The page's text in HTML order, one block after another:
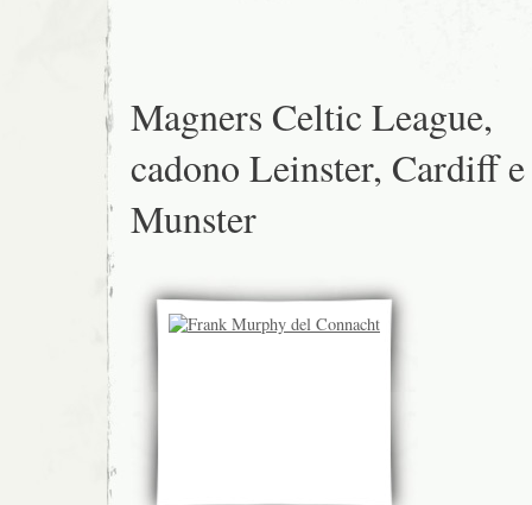
Magners Celtic League,
cadono Leinster, Cardiff e
Munster